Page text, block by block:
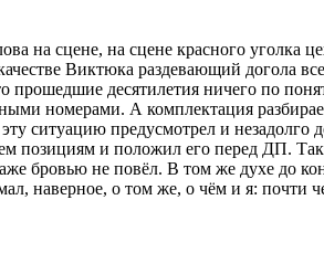
на сцене, на сцене красного уголка
Виктюка раздевающий догола
десятилетия ничего по
номерами. А комплектация
ситуацию предусмотрел и незадолго
позициям и положил его перед ДП.
бровью не повёл. В том же духе до
наверное, о том же, о чём и я: почти